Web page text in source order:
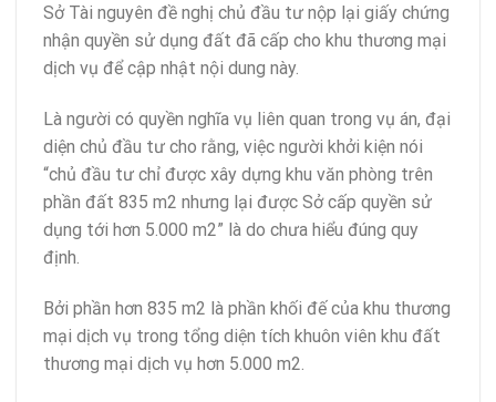
Sở Tài nguyên đề nghị chủ đầu tư nộp lại giấy chứng
nhận quyền sử dụng đất đã cấp cho khu thương mại
dịch vụ để cập nhật nội dung này.
Là người có quyền nghĩa vụ liên quan trong vụ án, đại
diện chủ đầu tư cho rằng, việc người khởi kiện nói
“chủ đầu tư chỉ được xây dựng khu văn phòng trên
phần đất 835 m2 nhưng lại được Sở cấp quyền sử
dụng tới hơn 5.000 m2” là do chưa hiểu đúng quy
định.
Bởi phần hơn 835 m2 là phần khối đế của khu thương
mại dịch vụ trong tổng diện tích khuôn viên khu đất
thương mại dịch vụ hơn 5.000 m2.